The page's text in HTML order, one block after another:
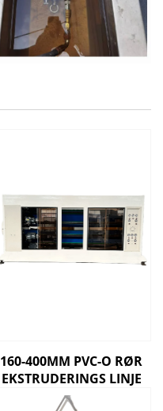
160-400MM PVC-O RØR
EKSTRUDERINGS LINJE